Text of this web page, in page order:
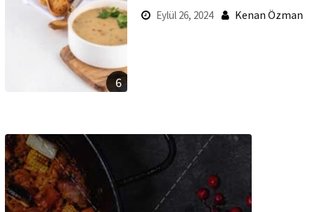
6
Eylül 26, 2024 Kenan Özman